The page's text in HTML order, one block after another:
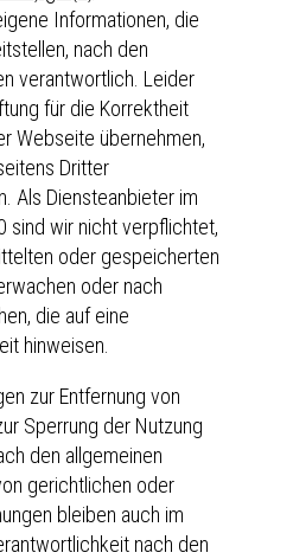
Informationen, die
nach den
verantwortlich. Leider
für die Korrektheit
Webseite übernehmen,
Dritter
Als Diensteanbieter im
sind wir nicht verpflichtet,
oder gespeicherten
oder nach
die auf eine
hinweisen.
zur Entfernung von
Sperrung der Nutzung
den allgemeinen
gerichtlichen oder
bleiben auch im
nach den